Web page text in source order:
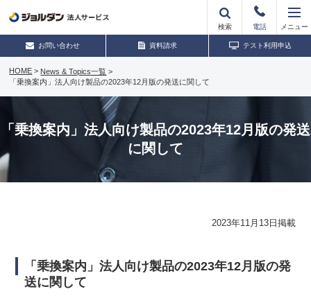
検索 電話 メニュー
お問い合わせ 資料請求 テスト利用申込
HOME > News & Topics一覧 >
「乗換案内」法人向け製品の2023年12月版の発送に関して
「乗換案内」法人向け製品の2023年12月版の発送
に関して
2023年11月13日掲載
「乗換案内」法人向け製品の2023年12月版の発
送に関して